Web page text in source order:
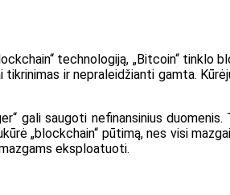
technologiją, „Bitcoin“ tinklo
ir nepraleidžianti gamta.
gali saugoti nefinansinius
„blockchain“ pūtimą, nes visi
eksploatuoti.